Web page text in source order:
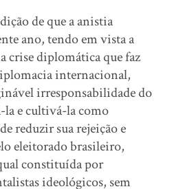
de que a anistia
ano, tendo em vista a
crise diplomática que faz
internacional,
irresponsabilidade do
la e cultivá-la como
reduzir sua rejeição e
eleitorado brasileiro,
constituída por
ideológicos, sem